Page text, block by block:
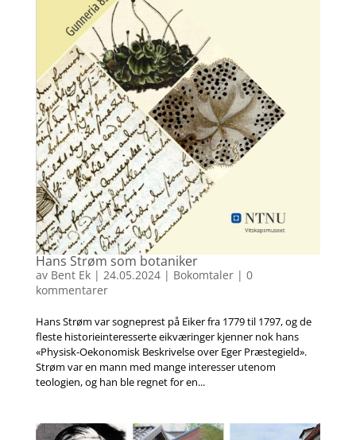
Hans Strøm som botaniker
av Bent Ek| 24.05.2024| Bokomtaler| 0
kommentarer
Hans Strøm var sogneprest på Eiker fra 1779 til 1797, og de
fleste historieinteresserte eikværinger kjenner nok hans
«Physisk-Oekonomisk Beskrivelse over Eger Præstegield».
Strøm var en mann med mange interesser utenom
teologien, og han ble regnet for en...